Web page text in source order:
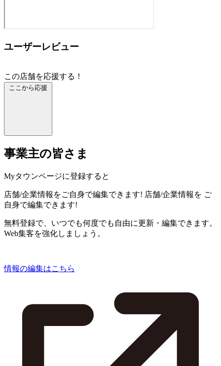
ユーザーレビュー
この店舗を応援する！
ここから応援
事業主の皆さま
Myタウンページに登録すると
店舗/企業情報をご自身で編集できます! 店舗/企業情報を ご
自身で編集できます!
無料登録で、いつでも何度でも自由に更新・編集できます。
Web集客を強化しましょう。
情報の編集はこちら